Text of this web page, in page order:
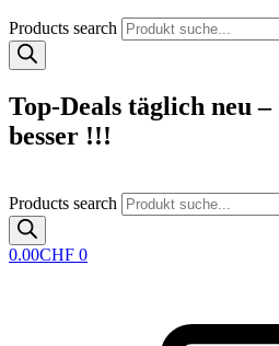
Products search
Top-Deals täglich neu –
besser !!!
Products search
0.00CHF 0